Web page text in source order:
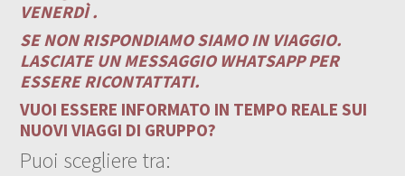
VENERDÌ .
SE NON RISPONDIAMO SIAMO IN VIAGGIO.
LASCIATE UN MESSAGGIO WHATSAPP PER
ESSERE RICONTATTATI.
VUOI ESSERE INFORMATO IN TEMPO REALE SUI
NUOVI VIAGGI DI GRUPPO?
Puoi scegliere tra: